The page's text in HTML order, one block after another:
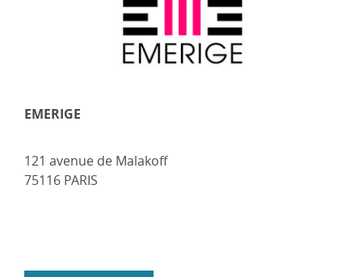
EMERIGE
121 avenue de Malakoff
75116 PARIS